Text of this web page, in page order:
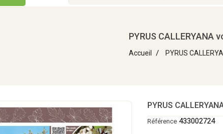
PYRUS CALLERYANA
Accueil PYRUS
PYRUS
Référence 433002724